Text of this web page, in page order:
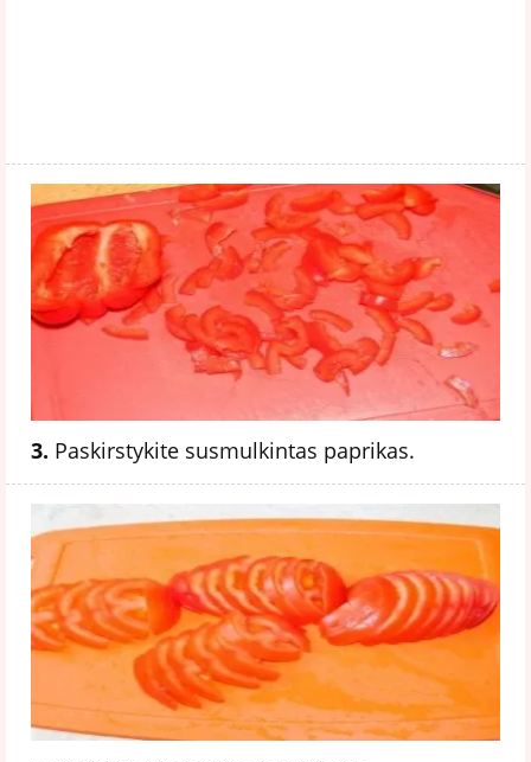
3. Paskirstykite susmulkintas paprikas.